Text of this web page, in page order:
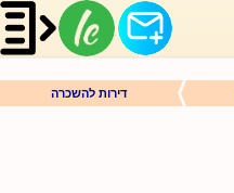
דירות להשכרה